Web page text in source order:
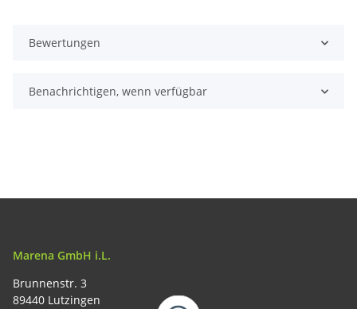
Bewertungen
Benachrichtigen, wenn verfügbar
Marena GmbH i.L.
Brunnenstr. 3
89440 Lutzingen